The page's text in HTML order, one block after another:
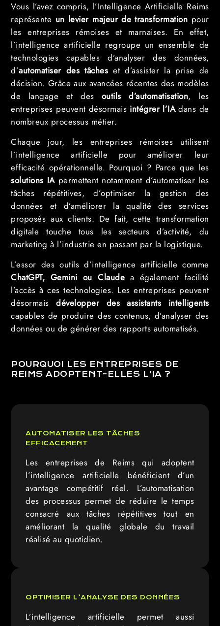
Vous l’avez compris, l’Intelligence Artificielle Reims
représente un levier majeur de transformation pour
les entreprises rémoises et marnaises. En effet,
l’intelligence artificielle regroupe un ensemble de
technologies capables d’analyser des données,
d’automatiser des tâcheset d’assister la prise de
décision. Grâce aux avancées récentes des modèles
de langage et des outils d’automatisation, les
entreprises peuvent désormais intégrer l’IAdans de
nombreux processus métier.
Chaque jour, les entreprises rémoises utilisent
l’intelligence artificielle pour améliorer leur
efficacité opérationnelle. Pourquoi ? Parce que les
solutions IApermettent notamment d’automatiser les
tâches répétitives, d’optimiser la gestion des
données et d’améliorer la qualité des services
proposés aux clients. De fait, cette transformation
digitale touche tous les secteurs d’activité, du
marketing à l’industrie en passant par la logistique.
L’essor des outils d’intelligence artificielle comme
ChatGPT, Gemini ou Claude a également facilité
l’accès à ces technologies. Les entreprises peuvent
désormaisdévelopper des assistants intelligents
capables de produire des contenus, d’analyser des
données ou de générer des rapports automatisés.
POURQUOI LES ENTREPRISES DE
REIMS ADOPTENT-ELLES L’IA ?
AUTOMATISER LES TÂCHES
EFFICACEMENT
Les entreprises de Reims qui adoptent
l’intelligence artificielle bénéficient d’un
avantage compétitif réel. L’automatisation
des processus permet de réduire le temps
consacré aux tâches répétitives tout en
améliorant la qualité globale du travail
réalisé au quotidien.
OPTIMISER L’ANALYSE DES DONNÉES
L’intelligence artificielle permet aussi